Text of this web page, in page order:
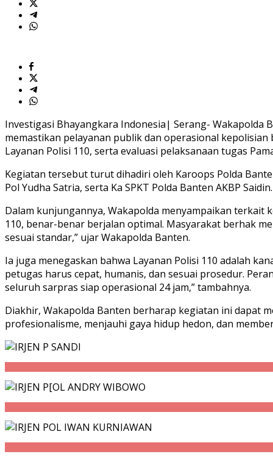
Investigasi Bhayangkara Indonesia| Serang- Wakapolda
memastikan pelayanan publik dan operasional kepolisian
Layanan Polisi 110, serta evaluasi pelaksanaan tugas
Kegiatan tersebut turut dihadiri oleh Karoops Polda
Pol Yudha Satria, serta Ka SPKT Polda Banten AKBP Saidin.
Dalam kunjungannya, Wakapolda menyampaikan terkait
110, benar-benar berjalan optimal. Masyarakat berhak
sesuai standar,” ujar Wakapolda Banten.
Ia juga menegaskan bahwa Layanan Polisi 110 adalah
petugas harus cepat, humanis, dan sesuai prosedur.
seluruh sarpras siap operasional 24 jam,” tambahnya.
Diakhir, Wakapolda Banten berharap kegiatan ini dapat
profesionalisme, menjauhi gaya hidup hedon, dan